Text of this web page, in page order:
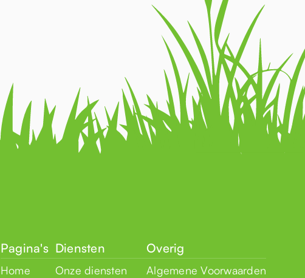
Pagina's
Home
Diensten
Onze diensten
Overig
Algemene Voorwaarden